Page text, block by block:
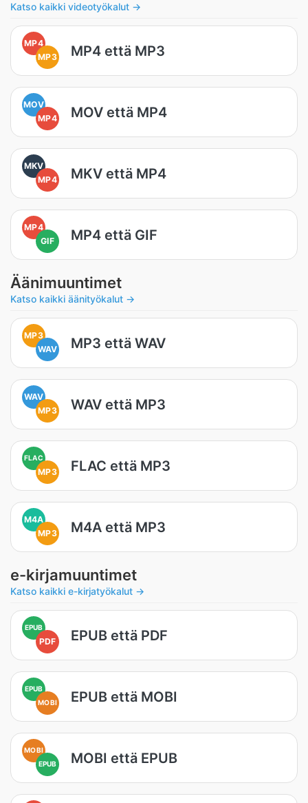
Katso kaikki videotyökalut →
MP4
MP3
MP4 että MP3
MOV
MP4
MOV että MP4
MKV
MP4
MKV että MP4
MP4
GIF
MP4 että GIF
Äänimuuntimet
Katso kaikki äänityökalut →
MP3
WAV
MP3 että WAV
WAV
MP3
WAV että MP3
FLAC
MP3 FLAC että MP3
M4A
MP3
M4A että MP3
e-kirjamuuntimet
Katso kaikki e-kirjatyökalut →
EPUB
PDF EPUB että PDF
EPUB
MOBI
EPUB että MOBI
MOBI
EPUB
MOBI että EPUB